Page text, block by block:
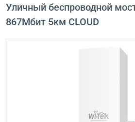
Уличный беспроводной
867Mбит 5км CLOUD